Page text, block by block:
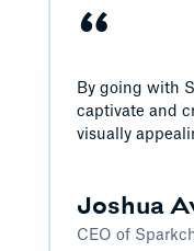
“
By going with
captivate and
visually
Joshua
CEO of